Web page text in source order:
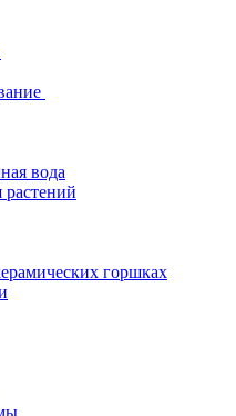
вода
горшках